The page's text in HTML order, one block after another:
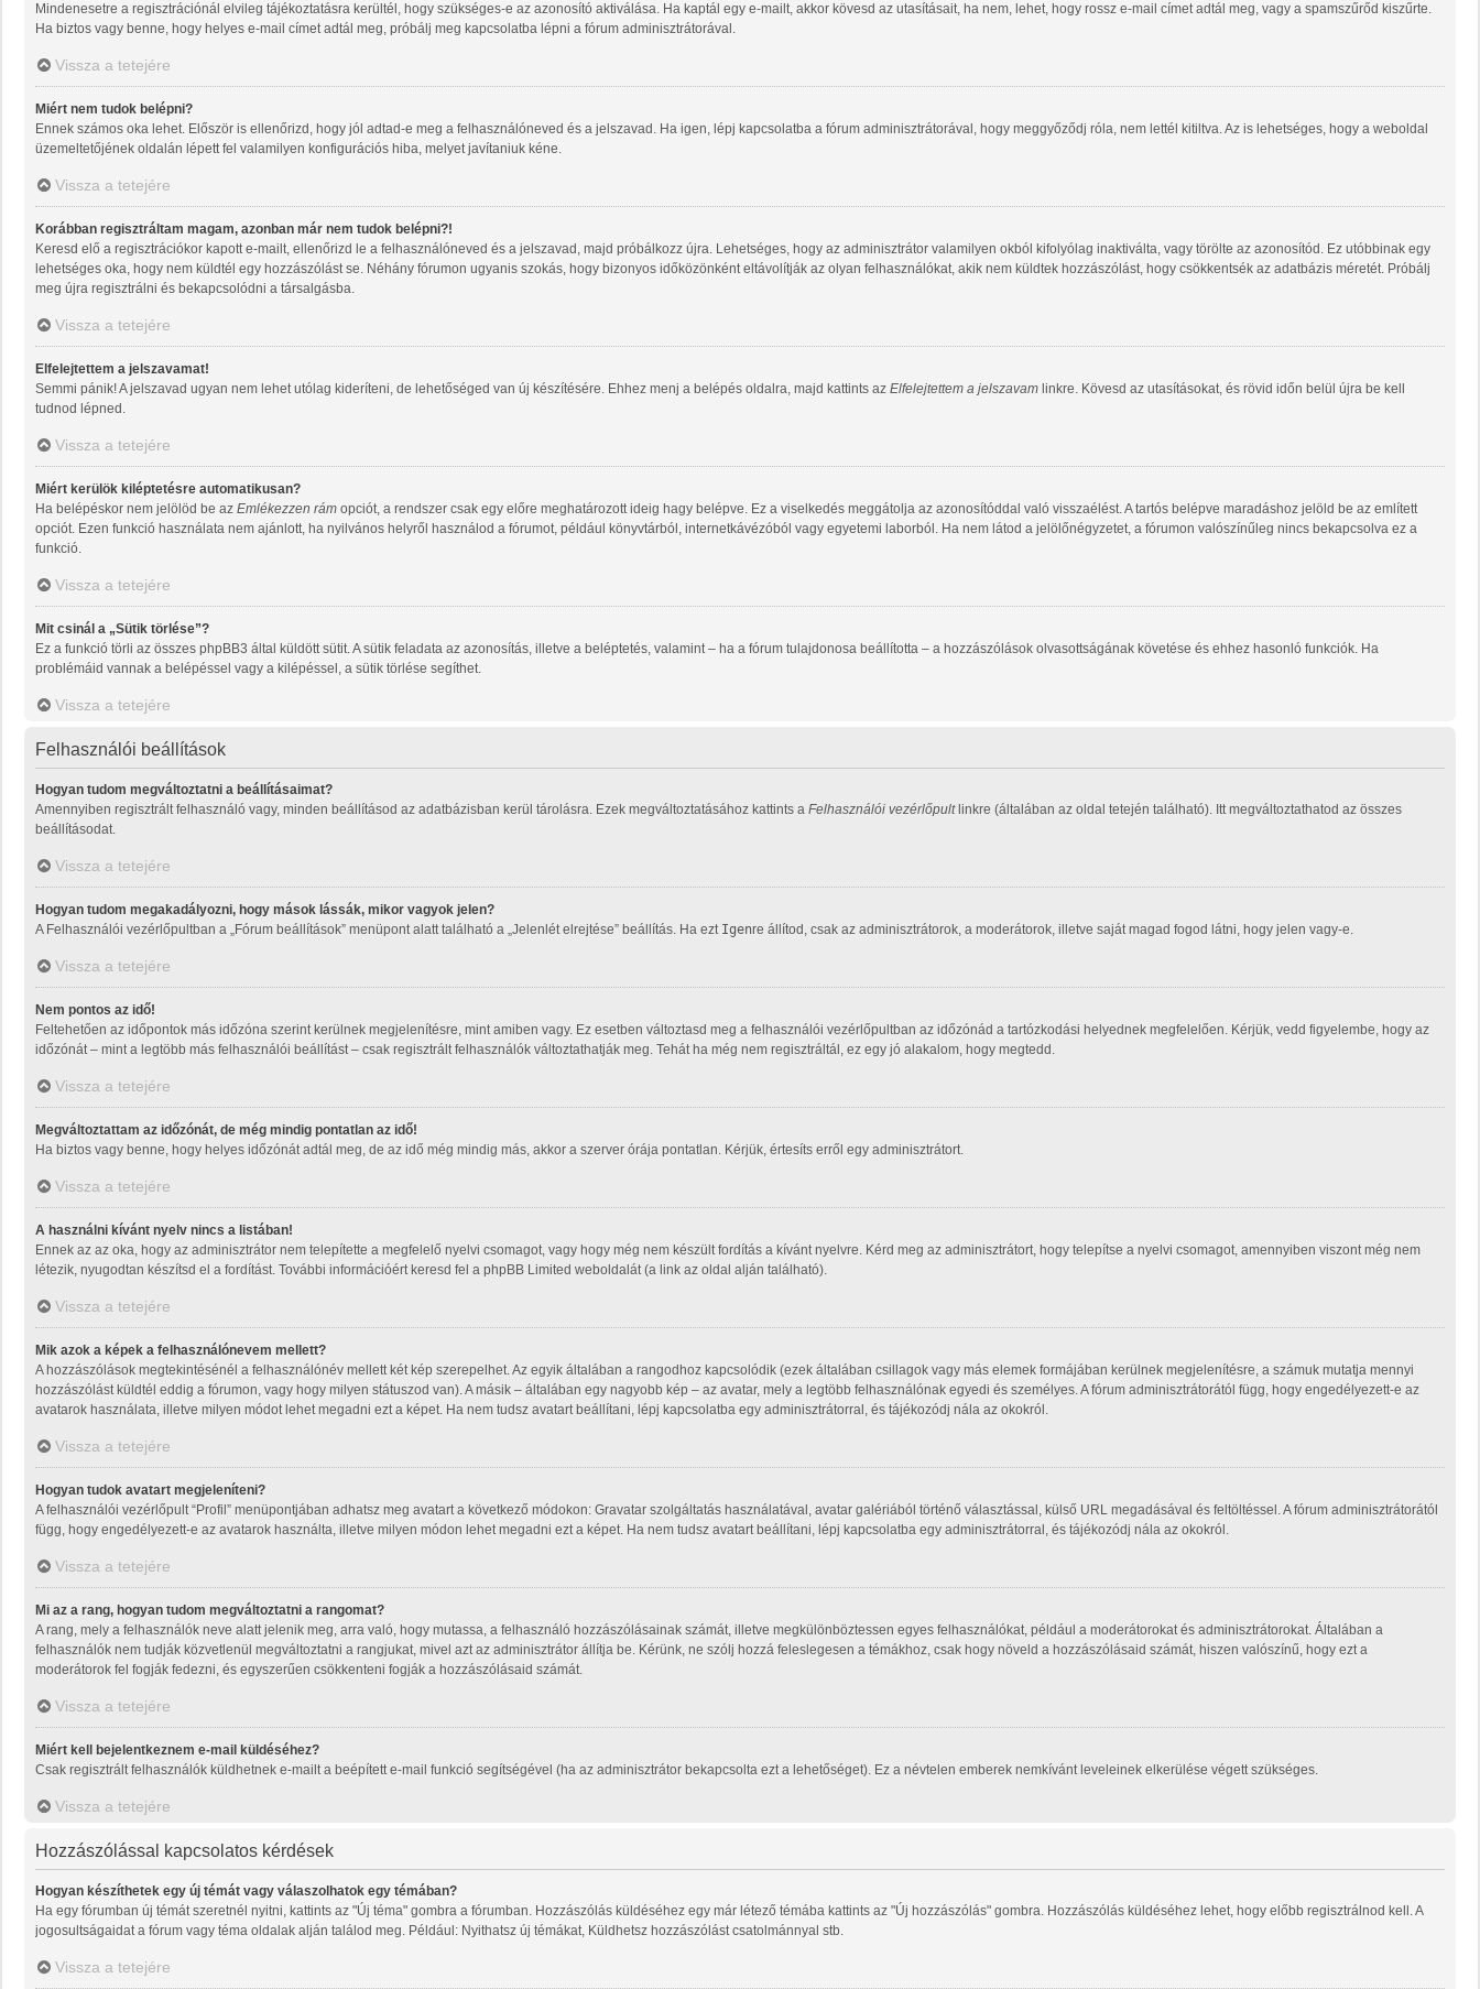
Mindenesetre a regisztrációnál elvileg tájékoztatásra kerültél, hogy szükséges-e az azonosító aktiválása. Ha kaptál egy e-mailt, akkor kövesd az utasításait, ha nem, lehet, hogy rossz e-mail címet adtál meg, vagy a spamszűrőd kiszűrte.
Ha biztos vagy benne, hogy helyes e-mail címet adtál meg, próbálj meg kapcsolatba lépni a fórum adminisztrátorával.
Vissza a tetejére
Miért nem tudok belépni?
Ennek számos oka lehet. Először is ellenőrizd, hogy jól adtad-e meg a felhasználóneved és a jelszavad. Ha igen, lépj kapcsolatba a fórum adminisztrátorával, hogy meggyőződj róla, nem lettél kitiltva. Az is lehetséges, hogy a weboldal
üzemeltetőjének oldalán lépett fel valamilyen konfigurációs hiba, melyet javítaniuk kéne.
Vissza a tetejére
Korábban regisztráltam magam, azonban már nem tudok belépni?!
Keresd elő a regisztrációkor kapott e-mailt, ellenőrizd le a felhasználóneved és a jelszavad, majd próbálkozz újra. Lehetséges, hogy az adminisztrátor valamilyen okból kifolyólag inaktiválta, vagy törölte az azonosítód. Ez utóbbinak egy
lehetséges oka, hogy nem küldtél egy hozzászólást se. Néhány fórumon ugyanis szokás, hogy bizonyos időközönként eltávolítják az olyan felhasználókat, akik nem küldtek hozzászólást, hogy csökkentsék az adatbázis méretét. Próbálj
meg újra regisztrálni és bekapcsolódni a társalgásba.
Vissza a tetejére
Elfelejtettem a jelszavamat!
Semmi pánik! A jelszavad ugyan nem lehet utólag kideríteni, de lehetőséged van új készítésére. Ehhez menj a belépés oldalra, majd kattints az Elfelejtettem a jelszavam linkre. Kövesd az utasításokat, és rövid időn belül újra be kell
tudnod lépned.
Vissza a tetejére
Miért kerülök kiléptetésre automatikusan?
Ha belépéskor nem jelölöd be az Emlékezzen rám opciót, a rendszer csak egy előre meghatározott ideig hagy belépve. Ez a viselkedés meggátolja az azonosítóddal való visszaélést. A tartós belépve maradáshoz jelöld be az említett
opciót. Ezen funkció használata nem ajánlott, ha nyilvános helyről használod a fórumot, például könyvtárból, internetkávézóból vagy egyetemi laborból. Ha nem látod a jelölőnégyzetet, a fórumon valószínűleg nincs bekapcsolva ez a
funkció.
Vissza a tetejére
Mit csinál a „Sütik törlése”?
Ez a funkció törli az összes phpBB3 által küldött sütit. A sütik feladata az azonosítás, illetve a beléptetés, valamint – ha a fórum tulajdonosa beállította – a hozzászólások olvasottságának követése és ehhez hasonló funkciók. Ha
problémáid vannak a belépéssel vagy a kilépéssel, a sütik törlése segíthet.
Vissza a tetejére
Felhasználói beállítások
Hogyan tudom megváltoztatni a beállításaimat?
Amennyiben regisztrált felhasználó vagy, minden beállításod az adatbázisban kerül tárolásra. Ezek megváltoztatásához kattints a Felhasználói vezérlőpultlinkre (általában az oldal tetején található). Itt megváltoztathatod az összes
beállításodat.
Vissza a tetejére
Hogyan tudom megakadályozni, hogy mások lássák, mikor vagyok jelen?
A Felhasználói vezérlőpultban a „Fórum beállítások” menüpont alatt található a „Jelenlét elrejtése” beállítás. Ha ezt Igenre állítod, csak az adminisztrátorok, a moderátorok, illetve saját magad fogod látni, hogy jelen vagy-e.
Vissza a tetejére
Nem pontos az idő!
Feltehetően az időpontok más időzóna szerint kerülnek megjelenítésre, mint amiben vagy. Ez esetben változtasd meg a felhasználói vezérlőpultban az időzónád a tartózkodási helyednek megfelelően. Kérjük, vedd figyelembe, hogy az
időzónát – mint a legtöbb más felhasználói beállítást – csak regisztrált felhasználók változtathatják meg. Tehát ha még nem regisztráltál, ez egy jó alakalom, hogy megtedd.
Vissza a tetejére
Megváltoztattam az időzónát, de még mindig pontatlan az idő!
Ha biztos vagy benne, hogy helyes időzónát adtál meg, de az idő még mindig más, akkor a szerver órája pontatlan. Kérjük, értesíts erről egy adminisztrátort.
Vissza a tetejére
A használni kívánt nyelv nincs a listában!
Ennek az az oka, hogy az adminisztrátor nem telepítette a megfelelő nyelvi csomagot, vagy hogy még nem készült fordítás a kívánt nyelvre. Kérd meg az adminisztrátort, hogy telepítse a nyelvi csomagot, amennyiben viszont még nem
létezik, nyugodtan készítsd el a fordítást. További információért keresd fel a phpBB Limited weboldalát (a link az oldal alján található).
Vissza a tetejére
Mik azok a képek a felhasználónevem mellett?
A hozzászólások megtekintésénél a felhasználónév mellett két kép szerepelhet. Az egyik általában a rangodhoz kapcsolódik (ezek általában csillagok vagy más elemek formájában kerülnek megjelenítésre, a számuk mutatja mennyi
hozzászólást küldtél eddig a fórumon, vagy hogy milyen státuszod van). A másik – általában egy nagyobb kép – az avatar, mely a legtöbb felhasználónak egyedi és személyes. A fórum adminisztrátorától függ, hogy engedélyezett-e az
avatarok használata, illetve milyen módot lehet megadni ezt a képet. Ha nem tudsz avatart beállítani, lépj kapcsolatba egy adminisztrátorral, és tájékozódj nála az okokról.
Vissza a tetejére
Hogyan tudok avatart megjeleníteni?
A felhasználói vezérlőpult “Profil” menüpontjában adhatsz meg avatart a következő módokon: Gravatar szolgáltatás használatával, avatar galériából történő választással, külső URL megadásával és feltöltéssel. A fórum adminisztrátorától
függ, hogy engedélyezett-e az avatarok használta, illetve milyen módon lehet megadni ezt a képet. Ha nem tudsz avatart beállítani, lépj kapcsolatba egy adminisztrátorral, és tájékozódj nála az okokról.
Vissza a tetejére
Mi az a rang, hogyan tudom megváltoztatni a rangomat?
A rang, mely a felhasználók neve alatt jelenik meg, arra való, hogy mutassa, a felhasználó hozzászólásainak számát, illetve megkülönböztessen egyes felhasználókat, például a moderátorokat és adminisztrátorokat. Általában a
felhasználók nem tudják közvetlenül megváltoztatni a rangjukat, mivel azt az adminisztrátor állítja be. Kérünk, ne szólj hozzá feleslegesen a témákhoz, csak hogy növeld a hozzászólásaid számát, hiszen valószínű, hogy ezt a
moderátorok fel fogják fedezni, és egyszerűen csökkenteni fogják a hozzászólásaid számát.
Vissza a tetejére
Miért kell bejelentkeznem e-mail küldéséhez?
Csak regisztrált felhasználók küldhetnek e-mailt a beépített e-mail funkció segítségével (ha az adminisztrátor bekapcsolta ezt a lehetőséget). Ez a névtelen emberek nemkívánt leveleinek elkerülése végett szükséges.
Vissza a tetejére
Hozzászólással kapcsolatos kérdések
Hogyan készíthetek egy új témát vagy válaszolhatok egy témában?
Ha egy fórumban új témát szeretnél nyitni, kattints az "Új téma" gombra a fórumban. Hozzászólás küldéséhez egy már létező témába kattints az "Új hozzászólás" gombra. Hozzászólás küldéséhez lehet, hogy előbb regisztrálnod kell. A
jogosultságaidat a fórum vagy téma oldalak alján találod meg. Például: Nyithatsz új témákat, Küldhetsz hozzászólást csatolmánnyal stb.
Vissza a tetejére